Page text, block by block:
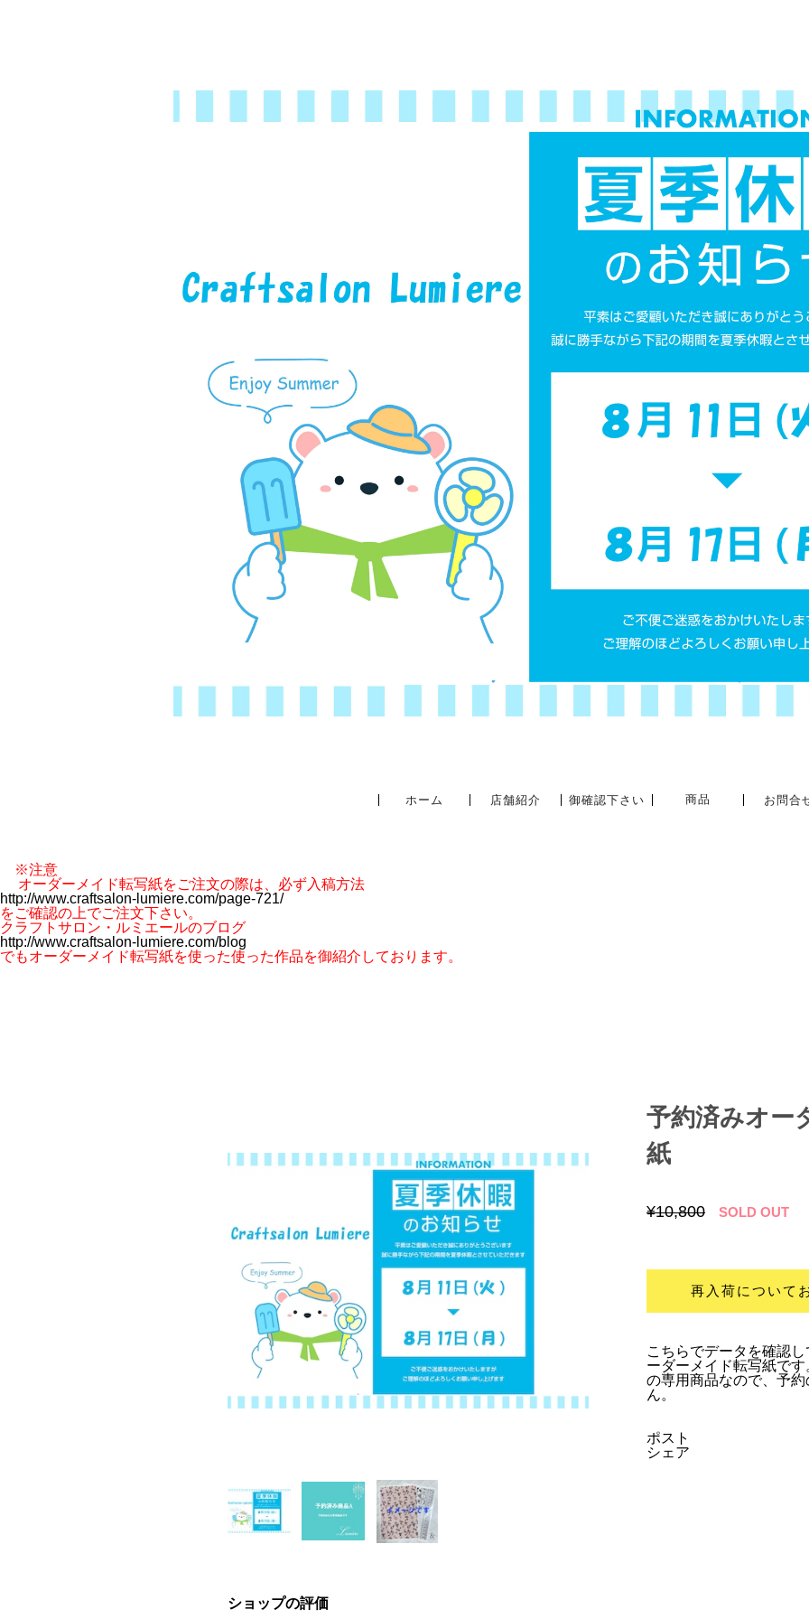
ホーム 店舗紹介 御確認下さい 商品 お問合
※注意
オーダーメイド転写紙をご注文の際は、必ず入稿方法
http://www.craftsalon-lumiere.com/page-721/
をご確認の上でご注文下さい。
クラフトサロン・ルミエールのブログ
http://www.craftsalon-lumiere.com/blog
でもオーダーメイド転写紙を使った使った作品を御紹介しております。
予約済みオー
紙
¥10,800 SOLD OUT
再入荷について
こちらでデータを確認
ーダーメイド転写紙で
の専用商品なので、予
ん。
ポスト
シェア
ショップの評価